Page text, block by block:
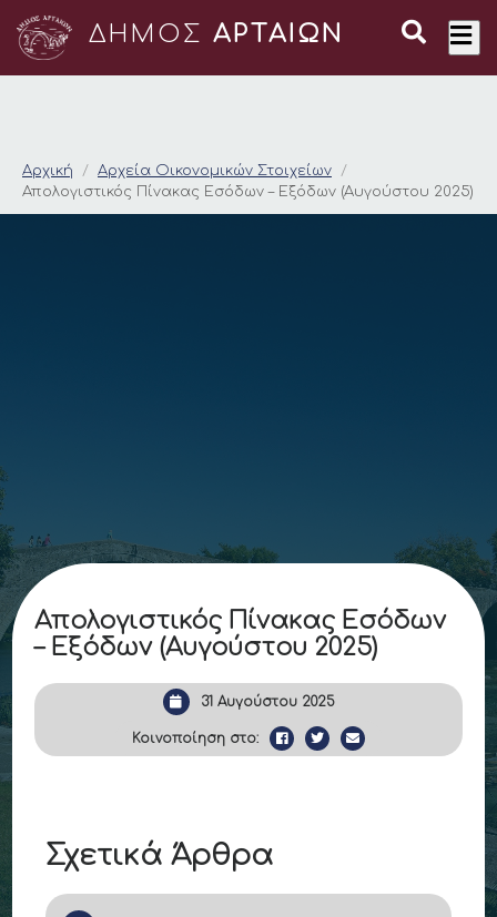
ΔΗΜΟΣ ΑΡΤΑΙΩΝ
Απολογιστικός
Αρχική
Αρχεία Οικονομικών Στοιχείων
Απολογιστικός Πίνακας Εσόδων – Εξόδων (Αυγούστου 2025)
Σχετικά Άρθρα
Απολογιστικός Πίνακας Εσόδων
– Εξόδων (Αυγούστου 2025)
31 Αυγούστου 2025
Κοινοποίηση στο: